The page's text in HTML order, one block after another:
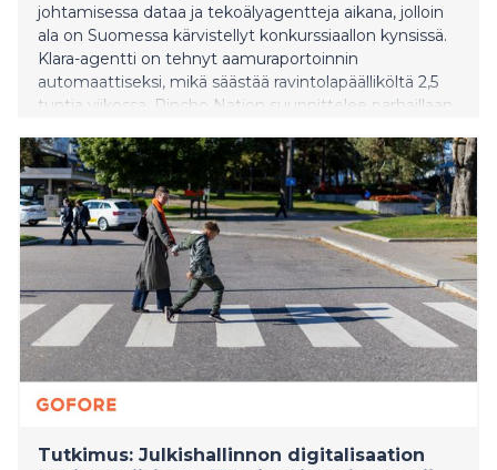
johtamisessa dataa ja tekoälyagentteja aikana, jolloin
ala on Suomessa kärvistellyt konkurssiaallon kynsissä.
Klara-agentti on tehnyt aamuraportoinnin
automaattiseksi, mikä säästää ravintolapäälliköltä 2,5
tuntia viikossa. Pincho Nation suunnittelee parhaillaan
Espooseen, Joensuuhun, Jyväskylään, Kouvolaan,
Kuopioon, Rovaniemelle, Poriin, Seinäjoelle, Vaasaan ja
Ouluun.
Tutkimus: Julkishallinnon digitalisaation